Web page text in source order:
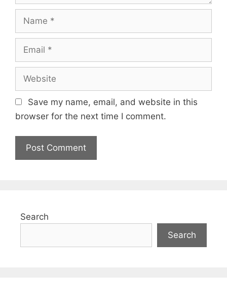
Name
Email
Website
Save my name, email, and website in this
browser for the next time I comment.
Search
Search